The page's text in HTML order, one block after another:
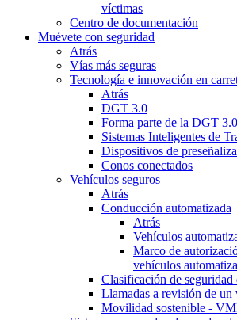
víctimas
Centro de documentación
Muévete con seguridad
Atrás
Vías más seguras
Tecnología e innovación en
Atrás
DGT 3.0
Forma parte de la DGT 3.0
Sistemas Inteligentes de
Dispositivos de
Conos conectados
Vehículos seguros
Atrás
Conducción automatizada
Atrás
Vehículos
Marco de
vehículos
Clasificación de seguridad
Llamadas a revisión de un
Movilidad sostenible -